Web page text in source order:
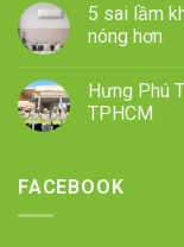
5 sai lầm
nóng hơn
Hưng Phú
TPHCM
FACEBOOK